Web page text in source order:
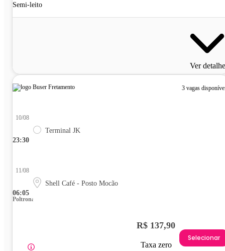
Semi-leito
Ver
3 vagas
23:30
10/08
Terminal JK
06:05
11/08
Shell Café - Posto Mocão
Poltrona
R$ 137,90
Taxa zero
Selecionar